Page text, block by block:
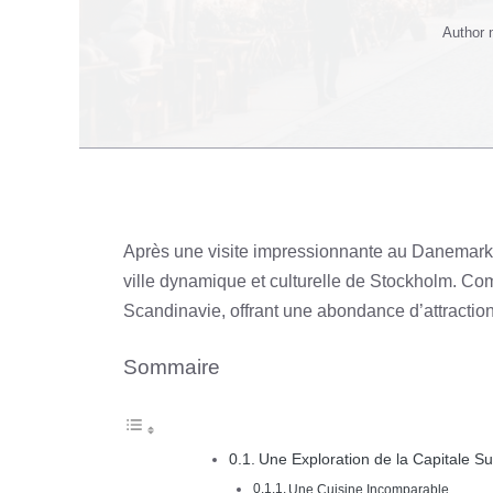
Author
Après une visite impressionnante au
ville dynamique et culturelle de Stockholm.
Scandinavie, offrant une abondance
Sommaire
Une Exploration de la Capitale
Une Cuisine Incomparable